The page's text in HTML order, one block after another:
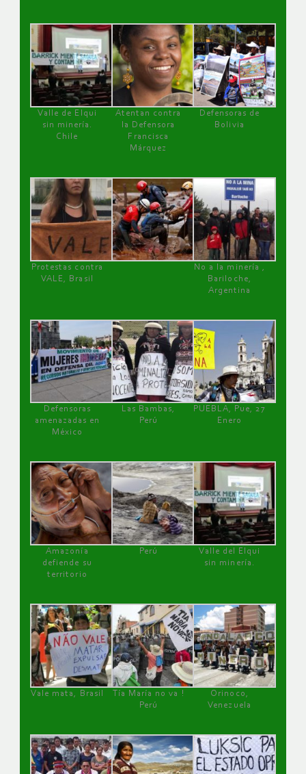
Valle de Elqui
sin minería.
Chile
Atentan contra
la Defensora
Francisca
Márquez
Defensoras de
Bolivia
Protestas contra
VALE, Brasil
No a la minería ,
Bariloche,
Argentina
Defensoras
amenazadas en
México
Las Bambas,
Perú
PUEBLA, Pue, 27
Enero
Amazonía
defiende su
territorio
Perú
Valle del Elqui
sin minería.
Vale mata, Brasil
Tía María no va !
Perú
Orinoco,
Venezuela